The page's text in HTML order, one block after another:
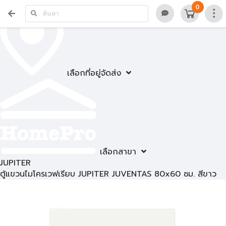
เลือกที่อยู่จัดส่ง
เลือกสาขา
0
JUPITER
ตู้แขวนไมโครเวฟเรียบ JUPITER JUVENTAS 80x60 ซม. สีขาว